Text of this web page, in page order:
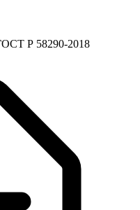
Р 58290-2018